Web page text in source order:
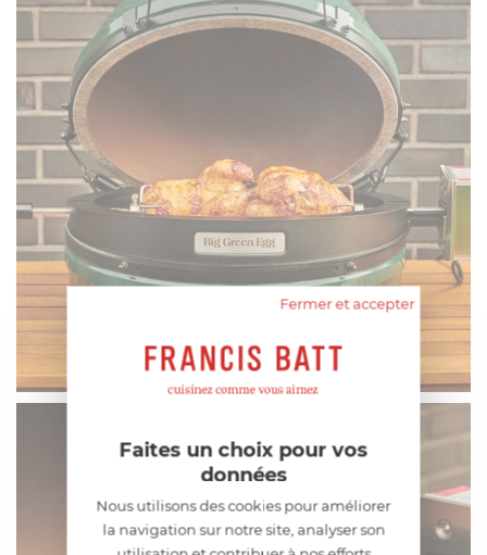
Fermer et accepter
Faites un choix pour vos
données
Nous utilisons des cookies pour améliorer
la navigation sur notre site, analyser son